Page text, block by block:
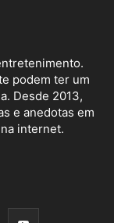
podem ter um
Desde 2013,
e anedotas em
internet.